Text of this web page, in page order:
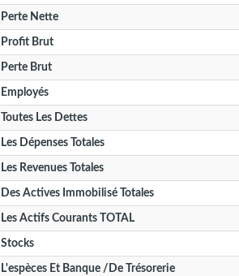
Perte Nette
Profit Brut
Perte Brut
Employés
Toutes Les Dettes
Les Dépenses Totales
Les Revenues Totales
Des Actives Immobilisé Totales
Les Actifs Courants TOTAL
Stocks
L'espèces Et Banque /de Trésorerie